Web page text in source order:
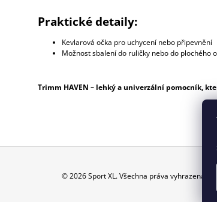
Praktické detaily:
Kevlarová očka pro uchycení nebo připevnění
Možnost sbalení do ruličky nebo do plochého
Trimm HAVEN – lehký a univerzální pomocník,
© 2026 Sport XL. Všechna práva vyhrazena.